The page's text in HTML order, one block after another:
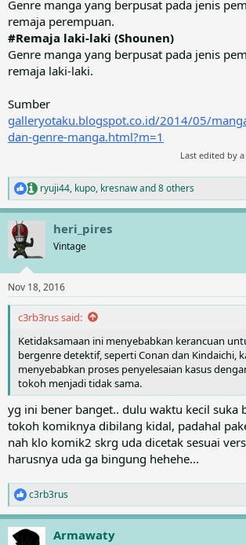
Genre manga yang berpusat pada jenis
remaja perempuan.
#Remaja laki-laki (Shounen)
Genre manga yang berpusat pada jenis
remaja laki-laki.
Sumber
galleryotaku.blogspot.co.id/2014/05/
dan-genre-manga.html?m=1
Last edited by
R
e
a
c
t
i
n
s
:
ryuji44, kupo, kresnawand 8 others
heri_pires
Vintage
Nov 18, 2016
c3rb3rus said:
Ketidaksamaan ini menyebabkan kerancuan
bergenre detektif, seperti Conan dan Kindaichi,
menyebabkan proses penyelesaian kasus
tokoh menjadi tidak sama.
yg ini bener banget.. dulu waktu kecil suka
tokoh komiknya dibilang kidal, padahal
nah klo komik2 skrg uda dicetak sesuai
harusnya uda ga bingung hehehe...
R
e
a
c
c3rb3rus
Armawaty